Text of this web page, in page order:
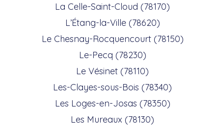
La Celle-Saint-Cloud (78170)
L’Étang-la-Ville (78620)
Le Chesnay-Rocquencourt (78150)
Le-Pecq (78230)
Le Vésinet (78110)
Les-Clayes-sous-Bois (78340)
Les Loges-en-Josas (78350)
Les Mureaux (78130)